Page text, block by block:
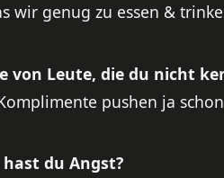
wir genug zu essen &
von Leute, die du nicht
pushen ja
hast du Angst?